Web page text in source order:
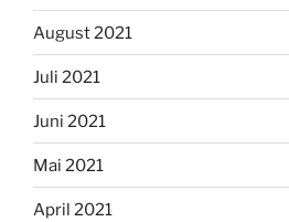
August 2021
Juli 2021
Juni 2021
Mai 2021
April 2021